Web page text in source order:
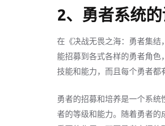
2、勇者系统
在《决战无畏之海：勇者集
能招募到各式各样的勇者角
技能和能力，而且每个勇者都
勇者的招募和培养是一个系
者的等级和能力。随着勇者